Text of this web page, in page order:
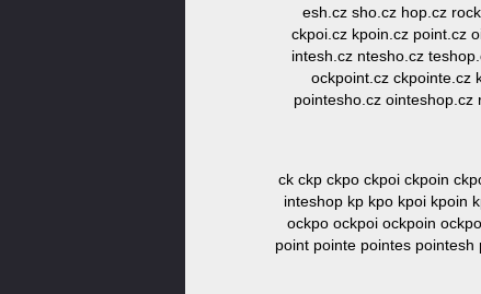
esh.cz sho.cz hop.cz
ckpoi.cz kpoin.cz point.cz
intesh.cz ntesho.cz
ockpoint.cz ckpointe.cz
pointesho.cz ointeshop.cz
ck ckp ckpo ckpoi ckpoin
inteshop kp kpo kpoi kpoin
ockpo ockpoi ockpoin
point pointe pointes